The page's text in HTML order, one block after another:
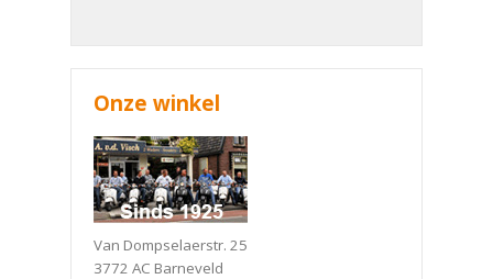
Onze winkel
Van Dompselaerstr. 25
3772 AC Barneveld